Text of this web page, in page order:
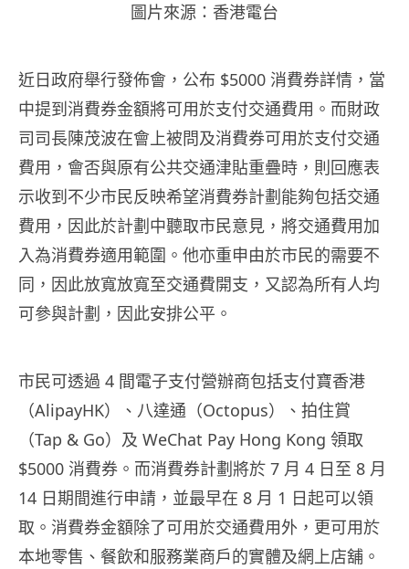
圖片來源：香港電台
近日政府舉行發佈會，公布 $5000 消費券詳情，當
中提到消費券金額將可用於支付交通費用。而財政
司司長陳茂波在會上被問及消費券可用於支付交通
費用，會否與原有公共交通津貼重疊時，則回應表
示收到不少市民反映希望消費券計劃能夠包括交通
費用，因此於計劃中聽取市民意見，將交通費用加
入為消費券適用範圍。他亦重申由於市民的需要不
同，因此放寬放寬至交通費開支，又認為所有人均
可參與計劃，因此安排公平。
市民可透過 4 間電子支付營辦商包括支付寶香港
（AlipayHK）、八達通（Octopus）、拍住賞
（Tap & Go）及 WeChat Pay Hong Kong 領取
$5000 消費券。而消費券計劃將於 7 月 4 日至 8 月
14 日期間進行申請，並最早在 8 月 1 日起可以領
取。消費券金額除了可用於交通費用外，更可用於
本地零售、餐飲和服務業商戶的實體及網上店舖。